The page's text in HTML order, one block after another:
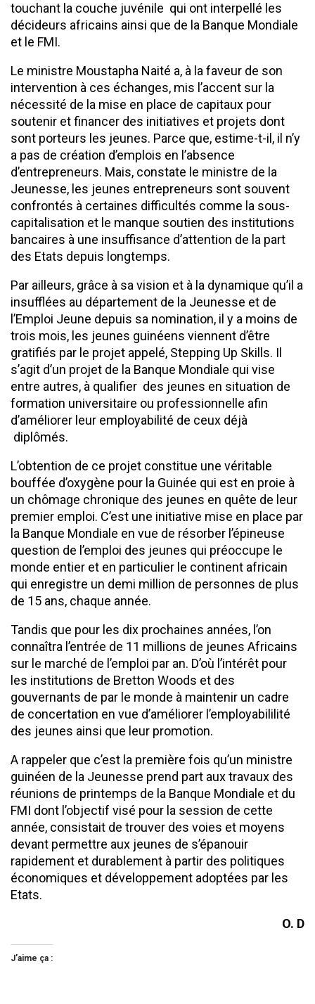
touchant la couche juvénile qui ont interpellé les
décideurs africains ainsi que de la Banque Mondiale
et le FMI.
Le ministre Moustapha Naité a, à la faveur de son
intervention à ces échanges, mis l’accent sur la
nécessité de la mise en place de capitaux pour
soutenir et financer des initiatives et projets dont
sont porteurs les jeunes. Parce que, estime-t-il, il n’y
a pas de création d’emplois en l’absence
d’entrepreneurs. Mais, constate le ministre de la
Jeunesse, les jeunes entrepreneurs sont souvent
confrontés à certaines difficultés comme la sous-
capitalisation et le manque soutien des institutions
bancaires à une insuffisance d’attention de la part
des Etats depuis longtemps.
Par ailleurs, grâce à sa vision et à la dynamique qu’il a
insufflées au département de la Jeunesse et de
l’Emploi Jeune depuis sa nomination, il y a moins de
trois mois, les jeunes guinéens viennent d’être
gratifiés par le projet appelé, Stepping Up Skills. Il
s’agit d’un projet de la Banque Mondiale qui vise
entre autres, à qualifier des jeunes en situation de
formation universitaire ou professionnelle afin
d’améliorer leur employabilité de ceux déjà
diplômés.
L’obtention de ce projet constitue une véritable
bouffée d’oxygène pour la Guinée qui est en proie à
un chômage chronique des jeunes en quête de leur
premier emploi. C’est une initiative mise en place par
la Banque Mondiale en vue de résorber l’épineuse
question de l’emploi des jeunes qui préoccupe le
monde entier et en particulier le continent africain
qui enregistre un demi million de personnes de plus
de 15 ans, chaque année.
Tandis que pour les dix prochaines années, l’on
connaîtra l’entrée de 11 millions de jeunes Africains
sur le marché de l’emploi par an. D’où l’intérêt pour
les institutions de Bretton Woods et des
gouvernants de par le monde à maintenir un cadre
de concertation en vue d’améliorer l’employabililité
des jeunes ainsi que leur promotion.
A rappeler que c’est la première fois qu’un ministre
guinéen de la Jeunesse prend part aux travaux des
réunions de printemps de la Banque Mondiale et du
FMI dont l’objectif visé pour la session de cette
année, consistait de trouver des voies et moyens
devant permettre aux jeunes de s’épanouir
rapidement et durablement à partir des politiques
économiques et développement adoptées par les
Etats.
O. D
J’aime ça :